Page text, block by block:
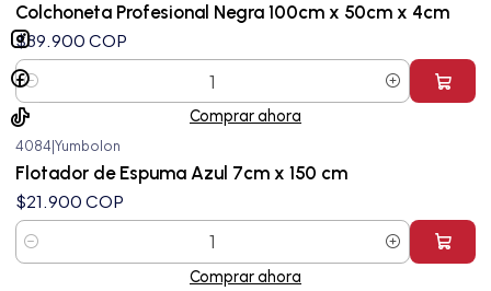
Colchoneta Profesional Negra 100cm x 50cm x 4cm
$89.900 COP
Cantidad
Comprar ahora
4084 Yumbolon
Flotador de Espuma Azul 7cm x 150 cm
$21.900 COP
Cantidad
Comprar ahora